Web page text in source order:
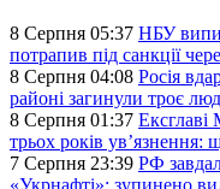
8 Серпня 05:37 НБУ
потрапив під санкції
8 Серпня 04:08 Росія
районі загинули троє
8 Серпня 01:37
трьох років ув’язнення:
7 Серпня 23:39 РФ